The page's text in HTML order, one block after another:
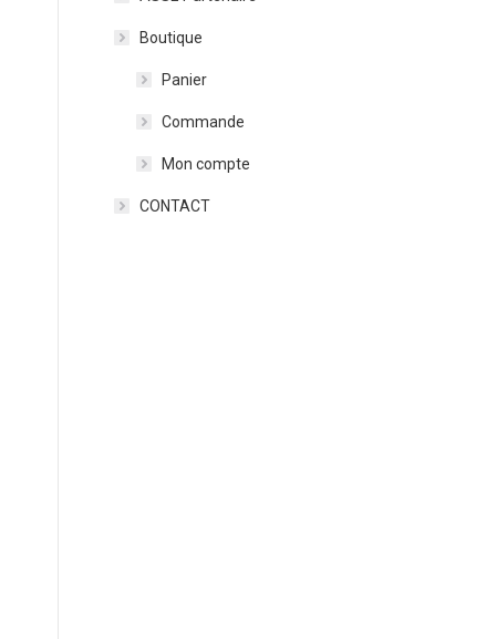
Boutique
Panier
Commande
Mon compte
CONTACT